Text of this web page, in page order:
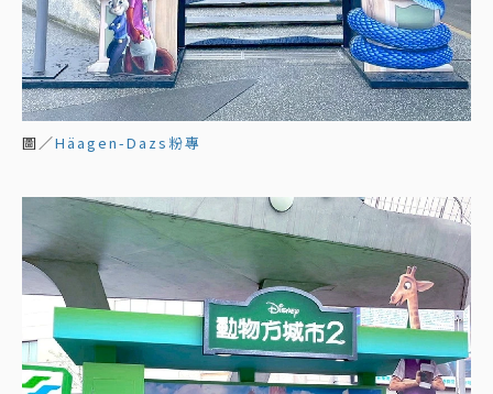
圖／Häagen-Dazs粉專